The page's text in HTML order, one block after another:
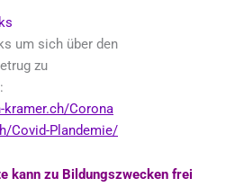
um sich über den
zu
kramer.ch/Corona
Covid-Plandemie/
kann zu Bildungszwecken frei